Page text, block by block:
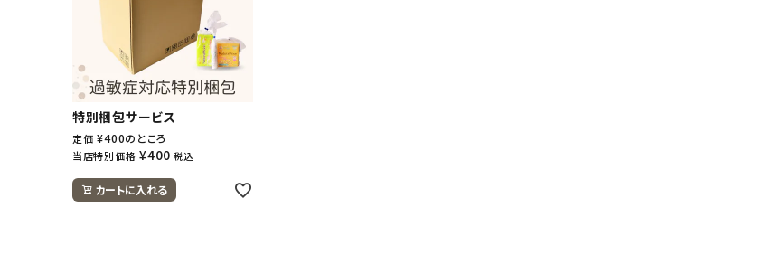
特別梱包サービス
定価 ¥400のところ
当店特別価格 ¥400 税込
カートに入れる